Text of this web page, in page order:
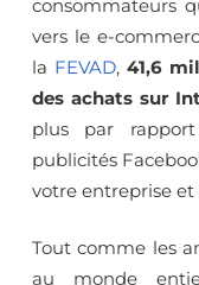
consommateurs
vers le e-
la FEVAD,41,6
des achats sur
plus par
publicités
votre entreprise et
Tout comme les
au monde